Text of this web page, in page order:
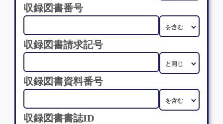
収録図書番号
収録図書請求記号
収録図書資料番号
収録図書書誌ID